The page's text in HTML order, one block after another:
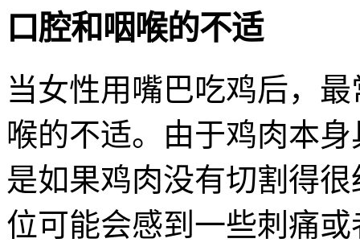
口腔和咽喉的不适
当女性用嘴巴吃鸡后，
喉的不适。由于鸡肉本
是如果鸡肉没有切割得
位可能会感到一些刺痛